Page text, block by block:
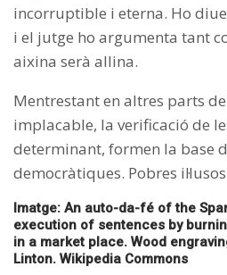
incorruptible i eterna. Ho
i el jutge ho argumenta tant
aixina serà allina.
Mentrestant en altres parts
implacable, la verificació de
determinant, formen la base
democràtiques. Pobres
Imatge: An auto-da-fé of the
execution of sentences by
in a market place. Wood
Linton. Wikipedia Commons